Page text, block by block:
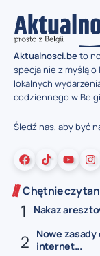
Aktualnosci.beto
specjalnie z myślą o
lokalnych
codziennego w
Śledź nas, aby być
Chętnie
Nakaz
Nowe
internet...